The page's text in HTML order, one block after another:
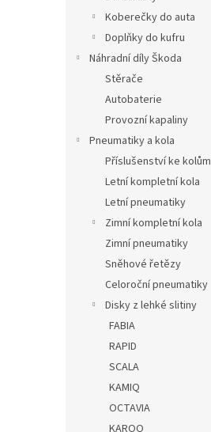
Koberečky do auta
Doplňky do kufru
Náhradní díly Škoda
Stěrače
Autobaterie
Provozní kapaliny
Pneumatiky a kola
Příslušenství ke kolům
Letní kompletní kola
Letní pneumatiky
Zimní kompletní kola
Zimní pneumatiky
Sněhové řetězy
Celoroční pneumatiky
Disky z lehké slitiny
FABIA
RAPID
SCALA
KAMIQ
OCTAVIA
KAROQ